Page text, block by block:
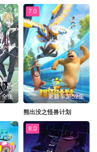
全集
7.0
更新至第52集
熊出没之怪兽计划
8.0